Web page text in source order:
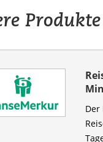
Produkte